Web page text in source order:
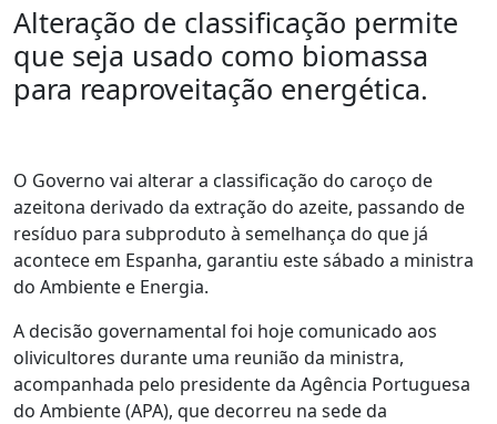
Alteração de classificação permite
que seja usado como biomassa
para reaproveitação energética.
O Governo vai alterar a classificação do caroço de
azeitona derivado da extração do azeite, passando de
resíduo para subproduto à semelhança do que já
acontece em Espanha, garantiu este sábado a ministra
do Ambiente e Energia.
A decisão governamental foi hoje comunicado aos
olivicultores durante uma reunião da ministra,
acompanhada pelo presidente da Agência Portuguesa
do Ambiente (APA), que decorreu na sede da